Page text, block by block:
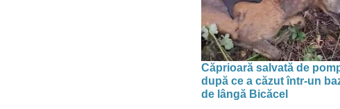
Căprioară salvată de
după ce a căzut într-un
de lângă Bicăcel